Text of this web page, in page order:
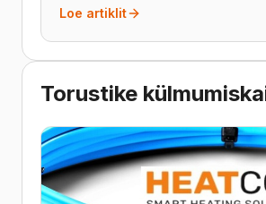
Loe artiklit
Torustike